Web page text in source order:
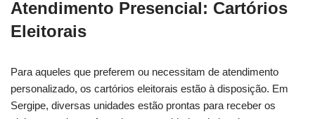
Atendimento Presencial: Cartórios
Eleitorais
Para aqueles que preferem ou necessitam de atendimento
personalizado, os cartórios eleitorais estão à disposição. Em
Sergipe, diversas unidades estão prontas para receber os